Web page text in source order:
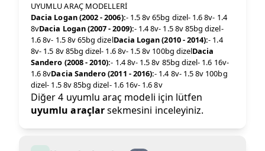
UYUMLU ARAÇ MODELLERİ
Dacia Logan (2002 - 2006):- 1.5 8v 65bg dizel- 1.6 8v- 1.4
8vDacia Logan (2007 - 2009):- 1.4 8v- 1.5 8v 85bg dizel-
1.6 8v- 1.5 8v 65bg dizelDacia Logan (2010 - 2014):- 1.4
8v- 1.5 8v 85bg dizel- 1.6 8v- 1.5 8v 100bg dizelDacia
Sandero (2008 - 2010):- 1.4 8v- 1.5 8v 85bg dizel- 1.6 16v-
1.6 8vDacia Sandero (2011 - 2016):- 1.4 8v- 1.5 8v 100bg
dizel- 1.5 8v 85bg dizel- 1.6 16v- 1.6 8v
Diğer 4 uyumlu araç modeli için lütfen
uyumlu araçlarsekmesini inceleyiniz.